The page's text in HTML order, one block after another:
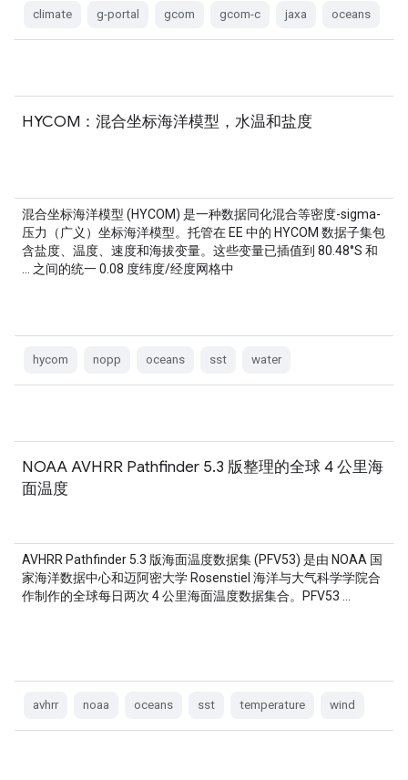
climate g-portal gcom gcom-c jaxa oceans
HYCOM：混合坐标海洋模型，水温和盐度
混合坐标海洋模型 (HYCOM) 是一种数据同化混合等密度-sigma-
压力（广义）坐标海洋模型。托管在 EE 中的 HYCOM 数据子集包
含盐度、温度、速度和海拔变量。这些变量已插值到 80.48°S 和
… 之间的统一 0.08 度纬度/经度网格中
hycom nopp oceans sst water
NOAA AVHRR Pathfinder 5.3 版整理的全球 4 公里海
面温度
AVHRR Pathfinder 5.3 版海面温度数据集 (PFV53) 是由 NOAA 国
家海洋数据中心和迈阿密大学 Rosenstiel 海洋与大气科学学院合
作制作的全球每日两次 4 公里海面温度数据集合。PFV53 …
avhrr noaa oceans sst temperature wind